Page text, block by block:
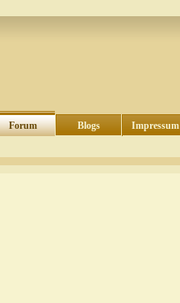
Forum Blogs Impressum